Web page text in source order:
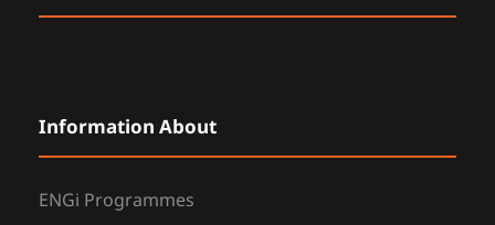
Information About
ENGi Programmes